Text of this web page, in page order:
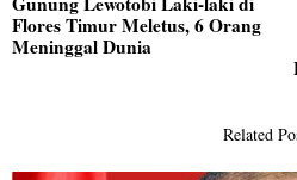
pos
post:
Flores Timur Meletus, 6 Orang
Meninggal Dunia
Related